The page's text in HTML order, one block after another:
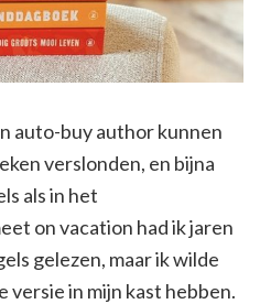
auto-buy author kunnen
verslonden, en bijna
als in het
on vacation had ik jaren
gelezen, maar ik wilde
versie in mijn kast hebben.